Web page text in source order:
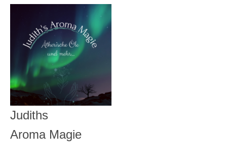
Judiths
Aroma Magie